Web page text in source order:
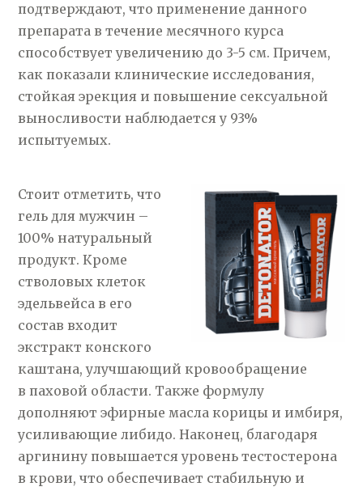
подтверждают, что применение данного
препарата в течение месячного курса
способствует увеличению до 3-5 см. Причем,
как показали клинические исследования,
стойкая эрекция и повышение сексуальной
выносливости наблюдается у 93%
испытуемых.
Стоит отметить, что
гель для мужчин –
100% натуральный
продукт. Кроме
стволовых клеток
эдельвейса в его
состав входит
экстракт конского
каштана, улучшающий кровообращение
в паховой области. Также формулу
дополняют эфирные масла корицы и имбиря,
усиливающие либидо. Наконец, благодаря
аргинину повышается уровень тестостерона
в крови, что обеспечивает стабильную и